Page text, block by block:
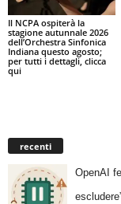
Il NCPA ospiterà la
stagione autunnale 2026
dell’Orchestra Sinfonica
Indiana questo agosto;
per tutti i dettagli, clicca
qui
recenti
OpenAI